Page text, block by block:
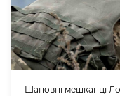
Шановні мешканці